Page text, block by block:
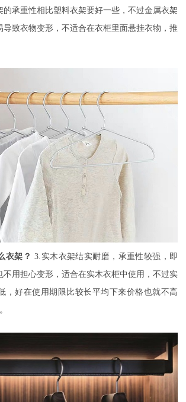
的承重性相比塑料衣架要好一些，不过金属衣架
导致衣物变形，不适合在衣柜里面悬挂衣物，推
衣架？ 3.实木衣架结实耐磨，承重性较强，即
不用担心变形，适合在实木衣柜中使用，不过实
，好在使用期限比较长平均下来价格也就不高